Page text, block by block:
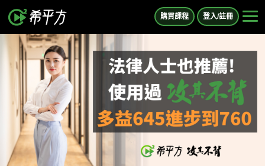
購買課程 登入/註冊